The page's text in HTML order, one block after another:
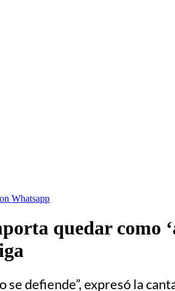
quedar como
se defiende”, expresó la